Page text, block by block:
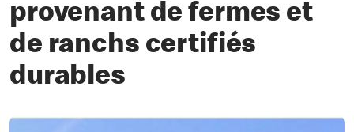
provenant de fermes et
de ranchs certifiés
durables